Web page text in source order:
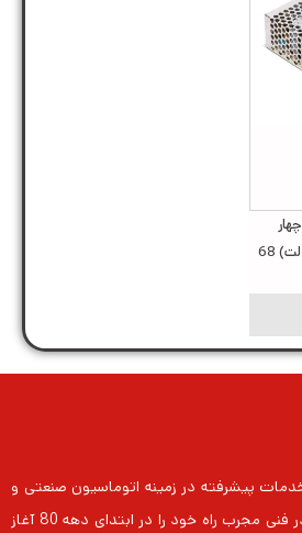
منبع تغذیه RQ-65D چهار
خروجی(5، 12، 24، -12 ولت) 68
پیشرفته در زمینه اتوماسیون صنعتی و
ابزاردقیق و با بهره‌گیری از کادر فنی مجرب راه خود را در ابتدای دهه 80 آغاز